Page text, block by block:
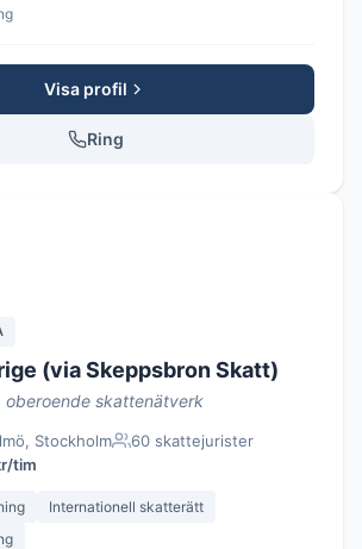
Visa profil
Ring
(via Skeppsbron Skatt)
oberoende skattenätverk
Stockholm
60 skattejurister
tim
Internationell skatterätt